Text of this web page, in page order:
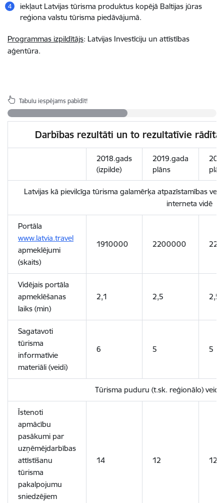
iekļaut Latvijas tūrisma produktus kopējā Baltijas jūras
reģiona valstu tūrisma piedāvājumā.
Programmas izpildītājs: Latvijas Investīciju un attīstības
aģentūra.
Tabulu iespējams pabīdīt!
Darbības rezultāti un to rezultatīvie
2018.gads
(izpilde)
2019.gada
plāns
Latvijas kā pievilcīga tūrisma galamērķa atpazīstamības
interneta vidē
Portāla
www.latvia.travel
apmeklējumi
(skaits)
1910000 2200000
Vidējais portāla
apmeklēšanas
laiks (min)
2,1 2,5 2,5
Sagatavoti
tūrisma
informatīvie
materiāli (veidi)
6 5 5
Tūrisma puduru (t.sk. reģionālo)
Īstenoti
apmācību
pasākumi par
uzņēmējdarbības
attīstīšanu
tūrisma
pakalpojumu
sniedzējiem
14 12 12